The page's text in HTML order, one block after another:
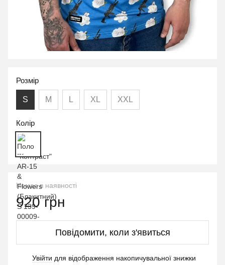
Розмір
S M L XL XXL
Колір
Немає в наявності
920 грн
Повідомити, коли з'явиться
Увійти для відображення накопичувальної знижки